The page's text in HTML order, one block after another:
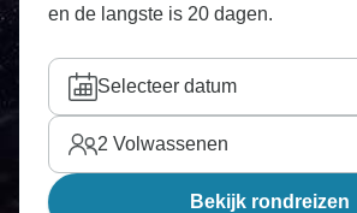
en de langste is 20 dagen.
Selecteer datum
2 Volwassenen
Bekijk rondreizen